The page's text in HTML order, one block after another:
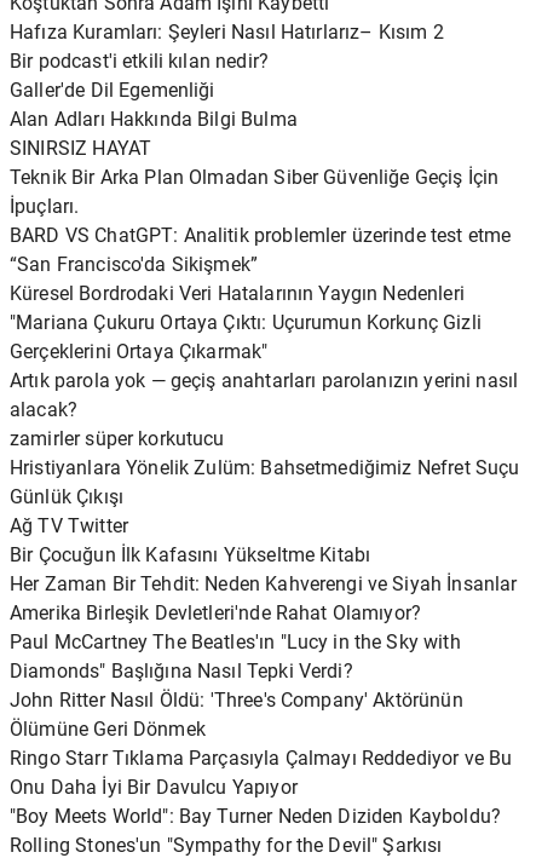
Hafıza Kuramları: Şeyleri Nasıl Hatırlarız– Kısım 2
Bir podcast'i etkili kılan nedir?
Galler'de Dil Egemenliği
Alan Adları Hakkında Bilgi Bulma
SINIRSIZ HAYAT
Teknik Bir Arka Plan Olmadan Siber Güvenliğe Geçiş İçin
İpuçları.
BARD VS ChatGPT: Analitik problemler üzerinde test etme
“San Francisco'da Sikişmek”
Küresel Bordrodaki Veri Hatalarının Yaygın Nedenleri
"Mariana Çukuru Ortaya Çıktı: Uçurumun Korkunç Gizli
Gerçeklerini Ortaya Çıkarmak"
Artık parola yok — geçiş anahtarları parolanızın yerini nasıl
alacak?
zamirler süper korkutucu
Hristiyanlara Yönelik Zulüm: Bahsetmediğimiz Nefret Suçu
Günlük Çıkışı
Ağ TV Twitter
Bir Çocuğun İlk Kafasını Yükseltme Kitabı
Her Zaman Bir Tehdit: Neden Kahverengi ve Siyah İnsanlar
Amerika Birleşik Devletleri'nde Rahat Olamıyor?
Paul McCartney The Beatles'ın "Lucy in the Sky with
Diamonds" Başlığına Nasıl Tepki Verdi?
John Ritter Nasıl Öldü: 'Three's Company' Aktörünün
Ölümüne Geri Dönmek
Ringo Starr Tıklama Parçasıyla Çalmayı Reddediyor ve Bu
Onu Daha İyi Bir Davulcu Yapıyor
"Boy Meets World": Bay Turner Neden Diziden Kayboldu?
Rolling Stones'un "Sympathy for the Devil" Şarkısı